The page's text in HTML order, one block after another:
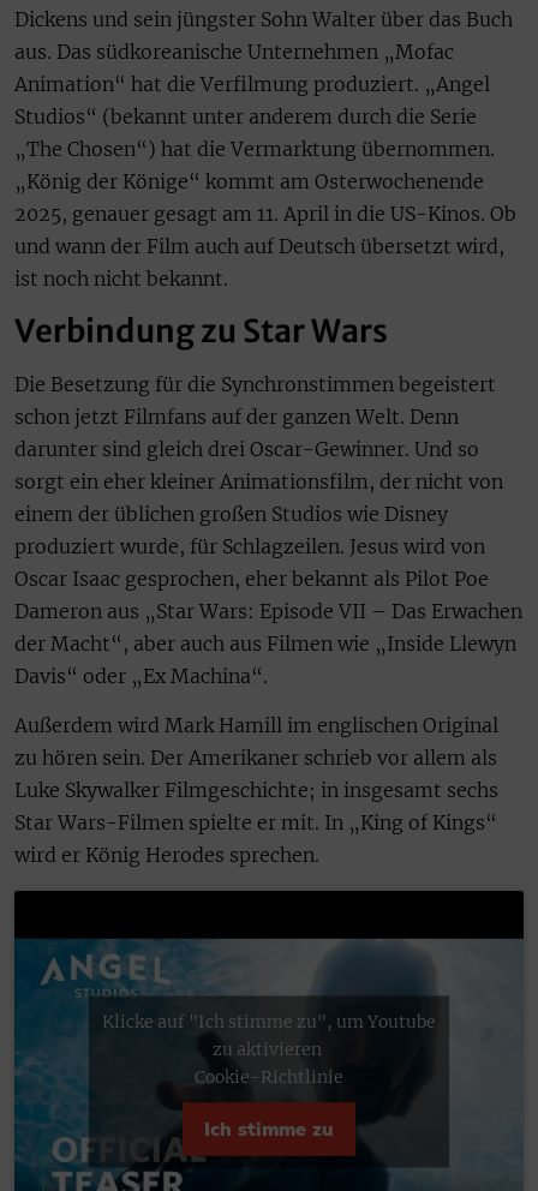
Dickens und sein jüngster Sohn Walter über das Buch
aus. Das südkoreanische Unternehmen „Mofac
Animation“ hat die Verfilmung produziert. „Angel
Studios“ (bekannt unter anderem durch die Serie
„The Chosen“) hat die Vermarktung übernommen.
„König der Könige“ kommt am Osterwochenende
2025, genauer gesagt am 11. April in die US-Kinos. Ob
und wann der Film auch auf Deutsch übersetzt wird,
ist noch nicht bekannt.
Verbindung zu Star Wars
Die Besetzung für die Synchronstimmen begeistert
schon jetzt Filmfans auf der ganzen Welt. Denn
darunter sind gleich drei Oscar-Gewinner. Und so
sorgt ein eher kleiner Animationsfilm, der nicht von
einem der üblichen großen Studios wie Disney
produziert wurde, für Schlagzeilen. Jesus wird von
Oscar Isaac gesprochen, eher bekannt als Pilot Poe
Dameron aus „Star Wars: Episode VII – Das Erwachen
der Macht“, aber auch aus Filmen wie „Inside Llewyn
Davis“ oder „Ex Machina“.
Außerdem wird Mark Hamill im englischen Original
zu hören sein. Der Amerikaner schrieb vor allem als
Luke Skywalker Filmgeschichte; in insgesamt sechs
Star Wars-Filmen spielte er mit. In „King of Kings“
wird er König Herodes sprechen.
Klicke auf "Ich stimme zu", um Youtube
zu aktivieren
Cookie-Richtlinie
Ich stimme zu